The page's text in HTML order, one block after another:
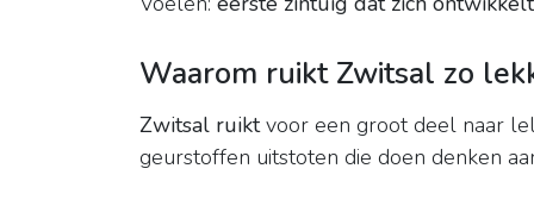
Waarom ruikt Zwitsal zo
Zwitsal ruiktvoor een groot deel naar
geurstoffen uitstoten die doen denken